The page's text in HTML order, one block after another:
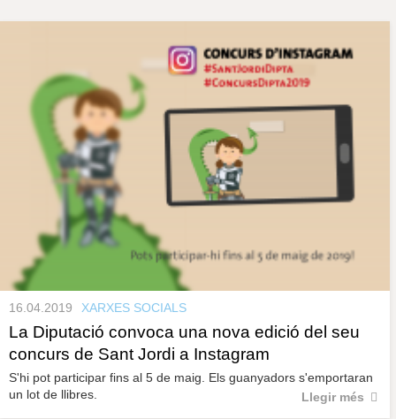
l
s
l
16.04.2019 XARXES SOCIALS
La Diputació convoca una nova edició del seu
concurs de Sant Jordi a Instagram
S'hi pot participar fins al 5 de maig. Els guanyadors s'emportaran
un lot de llibres.
Llegir més